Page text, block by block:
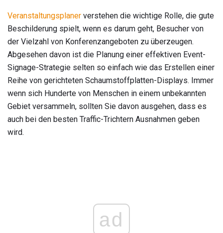
Veranstaltungsplaner verstehen die wichtige Rolle, die gute
Beschilderung spielt, wenn es darum geht, Besucher von
der Vielzahl von Konferenzangeboten zu überzeugen.
Abgesehen davon ist die Planung einer effektiven Event-
Signage-Strategie selten so einfach wie das Erstellen einer
Reihe von gerichteten Schaumstoffplatten-Displays. Immer
wenn sich Hunderte von Menschen in einem unbekannten
Gebiet versammeln, sollten Sie davon ausgehen, dass es
auch bei den besten Traffic-Trichtern Ausnahmen geben
wird.
ad